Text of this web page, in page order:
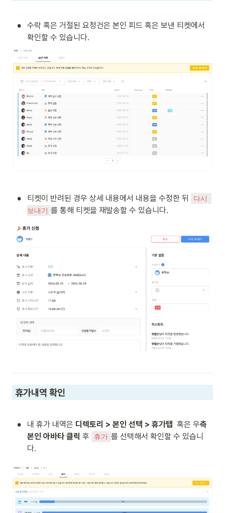
•
수락 혹은 거절된 요청건은 본인 피드 혹은 보낸 티켓에서
확인할 수 있습니다.
• 티켓이 반려된 경우 상세 내용에서 내용을 수정한 뒤
다시
보내기 를 통해 티켓을 재발송할 수 있습니다.
휴가내역 확인
• 내 휴가 내역은 디렉토리 > 본인 선택 > 휴가탭
  혹은 우
측
본인 아바타 클릭 후 휴가 를 선택해서 확인할 수 있습니
다.